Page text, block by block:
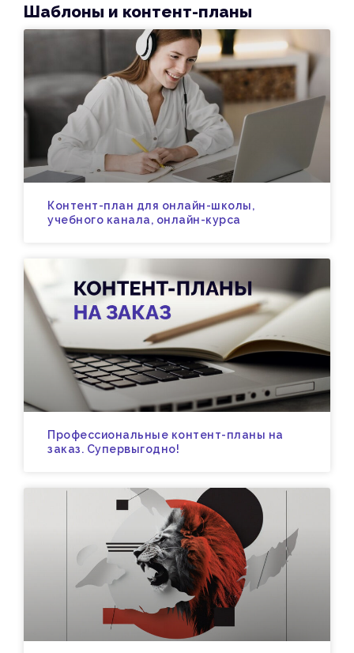
Шаблоны и контент-планы
Контент-план для онлайн-школы,
учебного канала, онлайн-курса
Профессиональные контент-планы на
заказ. Супервыгодно!